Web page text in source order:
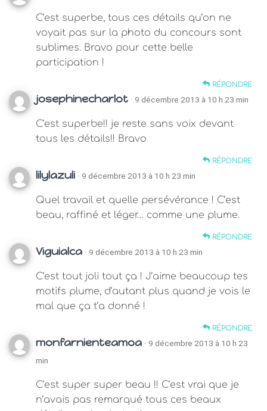
C’est superbe, tous ces détails qu’on ne
voyait pas sur la photo du concours sont
sublimes. Bravo pour cette belle
participation !
RÉPONDRE
josephinecharlot · 9 décembre 2013 à 10 h 23 min
C’est superbe!! je reste sans voix devant
tous les détails!! Bravo
RÉPONDRE
lilylazuli · 9 décembre 2013 à 10 h 23 min
Quel travail et quelle persévérance ! C’est
beau, raffiné et léger… comme une plume.
RÉPONDRE
Viguialca · 9 décembre 2013 à 10 h 23 min
C’est tout joli tout ça ! J’aime beaucoup tes
motifs plume, d’autant plus quand je vois le
mal que ça t’a donné !
RÉPONDRE
monfarnienteamoa · 9 décembre 2013 à 10 h 23
min
C’est super super beau !! C’est vrai que je
n’avais pas remarqué tous ces beaux